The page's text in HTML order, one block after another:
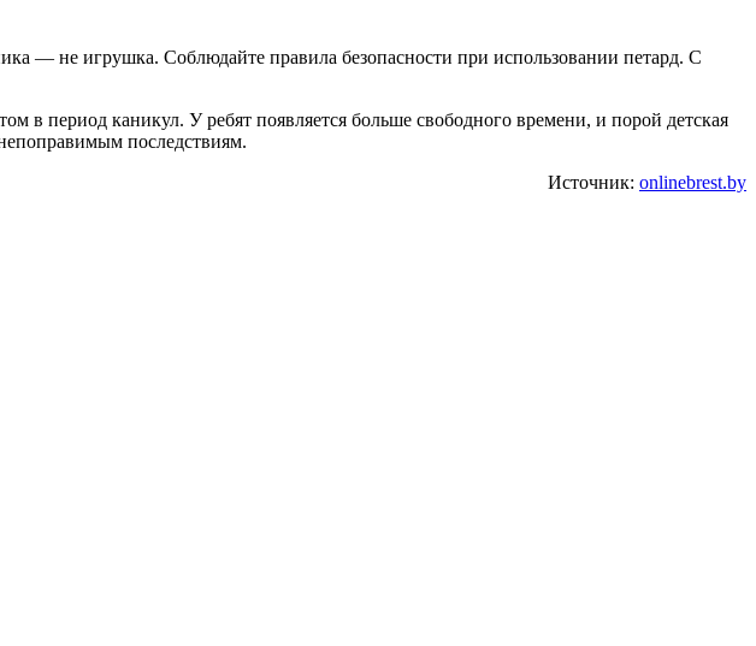
— не игрушка. Соблюдайте правила безопасности при использовании петард. С
в период каникул. У ребят появляется больше свободного времени, и порой детская
последствиям.
Источник: onlinebrest.by